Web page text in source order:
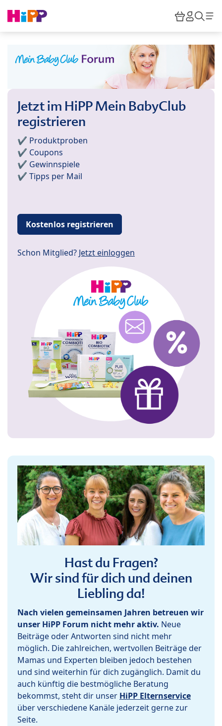
HiPP
Jetzt im HiPP Mein BabyClub
registrieren
✔️ Produktproben
✔️ Coupons
✔️ Gewinnspiele
✔️ Tipps per Mail
Kostenlos registrieren
Schon Mitglied? Jetzt einloggen
Hast du Fragen?
Wir sind für dich und deinen
Liebling da!
Nach vielen gemeinsamen Jahren betreuen wir
unser HiPP Forum nicht mehr aktiv. Neue
Beiträge oder Antworten sind nicht mehr
möglich. Die zahlreichen, wertvollen Beiträge der
Mamas und Experten bleiben jedoch bestehen
und sind weiterhin für dich zugänglich. Damit du
auch künftig die bestmögliche Beratung
bekommst, steht dir unser HiPP Elternservice
über verschiedene Kanäle jederzeit gerne zur
Seite.